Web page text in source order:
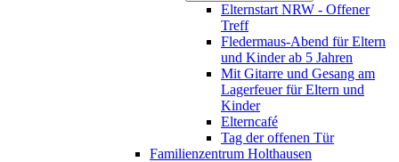
Elternstart NRW - Offener
Treff
Fledermaus-Abend für Eltern
und Kinder ab 5 Jahren
Mit Gitarre und Gesang am
Lagerfeuer für Eltern und
Kinder
Elterncafé
Tag der offenen Tür
Familienzentrum Holthausen